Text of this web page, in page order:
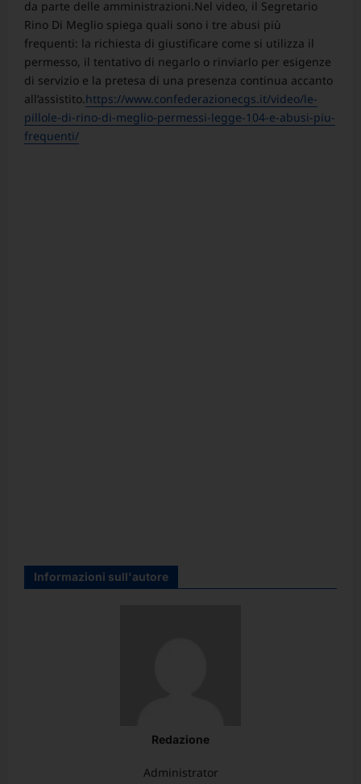
da parte delle amministrazioni.Nel video, il Segretario
Rino Di Meglio spiega quali sono i tre abusi più
frequenti: la richiesta di giustificare come si utilizza il
permesso, il tentativo di negarlo o rinviarlo per esigenze
di servizio e la pretesa di una presenza continua accanto
all’assistito.https://www.confederazionecgs.it/video/le-
pillole-di-rino-di-meglio-permessi-legge-104-e-abusi-piu-
frequenti/
Informazioni sull'autore
Redazione
Administrator